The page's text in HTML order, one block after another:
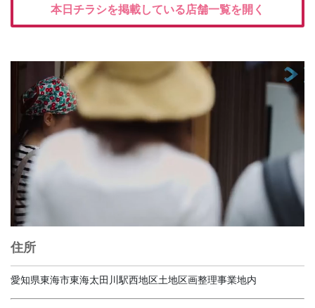
本日チラシを掲載している店舗一覧を開く
住所
愛知県東海市東海太田川駅西地区土地区画整理事業地内